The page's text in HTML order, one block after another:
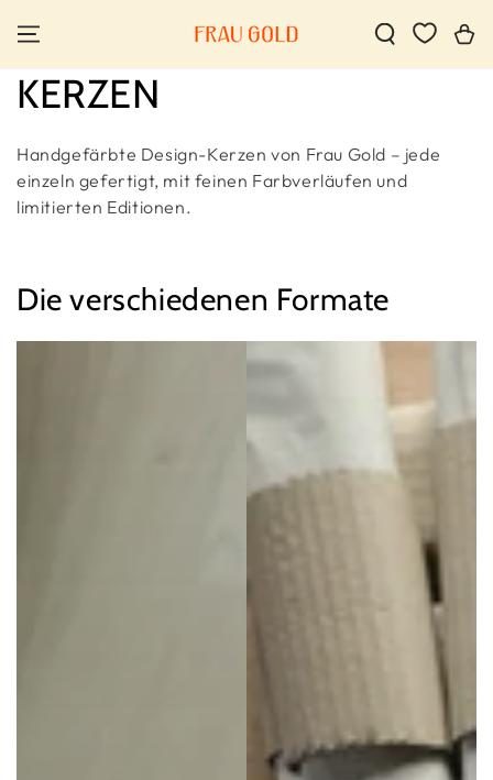
CONTENU
Panier
Collection:
KERZEN
Handgefärbte Design-Kerzen von Frau Gold – jede
einzeln gefertigt, mit feinen Farbverläufen und
limitierten Editionen.
Die verschiedenen Formate